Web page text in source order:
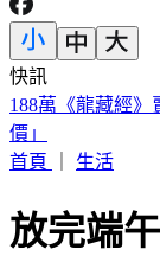
快訊
美股開盤／聯準
首頁
放完端